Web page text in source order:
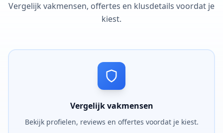
Vergelijk vakmensen, offertes en klusdetails voordat je
kiest.
Vergelijk vakmensen
Bekijk profielen, reviews en offertes voordat je kiest.